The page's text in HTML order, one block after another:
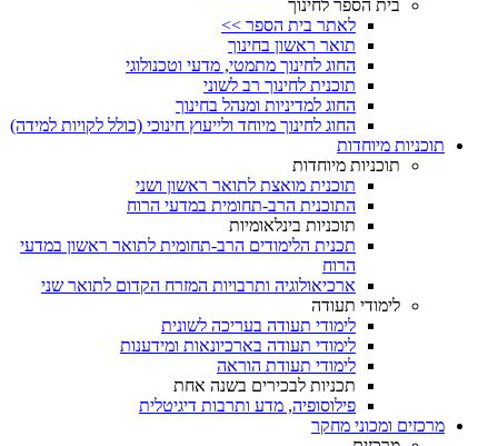
בית הספר לחינוך
לאתר בית הספר >>
תואר ראשון בחינוך
החוג לחינוך מתמטי, מדעי וטכנולוגי
תוכנית לחינוך רב לשוני
החוג למדיניות ומנהל בחינוך
החוג לחינוך מיוחד ולייעוץ חינוכי (כולל לקויות למידה)
תוכניות מיוחדות
תוכניות מיוחדות
תוכנית מואצת לתואר ראשון ושני
התוכנית הרב-תחומית במדעי הרוח
תוכניות בינלאומיות
תכנית הלימודים הרב-תחומית לתואר ראשון במדעי
הרוח
ארכיאולוגיה ותרבויות המזרח הקדום לתואר שני
לימודי תעודה
לימודי תעודה בעריכה לשונית
לימודי תעודה בארכיונאות ומידענות
לימודי תעודת הוראה
תכניות לבכירים בשנה אחת
פילוסופיה, מדע ותרבות דיגיטלית
מרכזים ומכוני מחקר